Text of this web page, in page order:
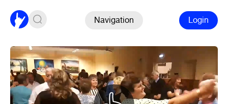
Navigation Login